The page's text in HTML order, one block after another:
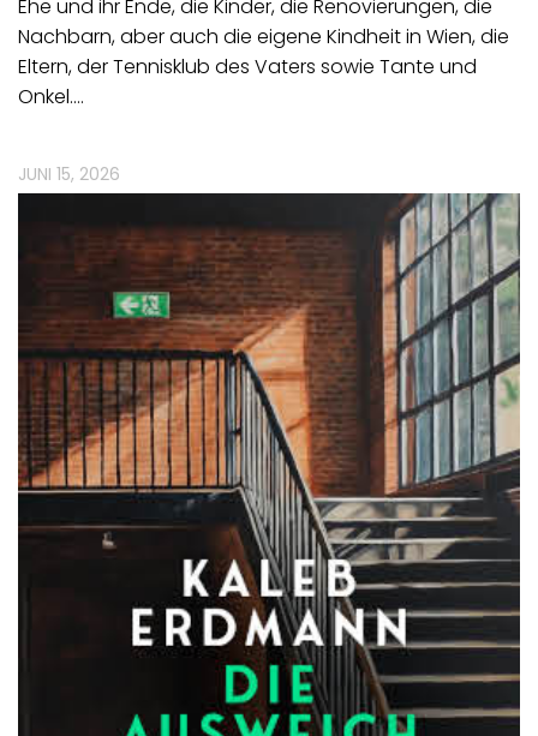
Ehe und ihr Ende, die Kinder, die Renovierungen, die
Nachbarn, aber auch die eigene Kindheit in Wien, die
Eltern, der Tennisklub des Vaters sowie Tante und
Onkel.…
JUNI 15, 2026